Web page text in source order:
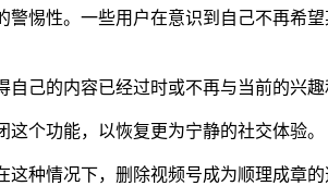
惕性。一些用户在意识到自己不再希
己的内容已经过时或不再与当前的兴
个功能，以恢复更为宁静的社交体验。
种情况下，删除视频号成为顺理成章的